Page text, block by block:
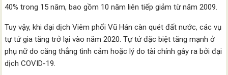
40% trong 15 năm, bao gồm 10 năm liên tiếp giảm từ năm 2009.
Tuy vậy, khi đại dịch Viêm phổi Vũ Hán càn quét đất nước, các vụ
tự tử gia tăng trở lại vào năm 2020. Tự tử đặc biệt tăng mạnh ở
phụ nữ do căng thẳng tình cảm hoặc lý do tài chính gây ra bởi đại
dịch COVID-19.